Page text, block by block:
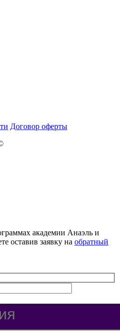
Договор оферты
академии Анаэль и
оставив заявку на обратный